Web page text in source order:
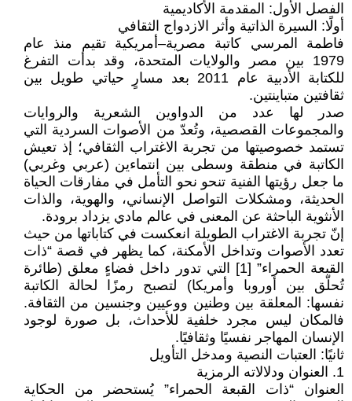
الفصل الأول: المقدمة الأكاديمية
أولًا: السيرة الذاتية وأثر الازدواج الثقافي
فاطمة المرسي كاتبة مصرية–أمريكية تقيم منذ عام
1979 بين مصر والولايات المتحدة، وقد بدأت التفرغ
للكتابة الأدبية عام 2011 بعد مسارٍ حياتي طويل بين
ثقافتين متباينتين.
صدر لها عدد من الدواوين الشعرية والروايات
والمجموعات القصصية، وتُعدّ من الأصوات السردية التي
تستمد خصوصيتها من تجربة الاغتراب الثقافي؛ إذ تعيش
الكاتبة في منطقة وسطى بين انتماءين (عربي وغربي)
ما جعل رؤيتها الفنية تنحو نحو التأمل في مفارقات الحياة
الحديثة، ومشكلات التواصل الإنساني، والهوية، والذات
الأنثوية الباحثة عن المعنى في عالم مادي يزداد برودة.
إنّ تجربة الاغتراب الطويلة انعكست في كتاباتها من حيث
تعدد الأصوات وتداخل الأمكنة، كما يظهر في قصة “ذات
القبعة الحمراء” [1] التي تدور داخل فضاءٍ معلق (طائرة
تُحلّق بين أوروبا وأمريكا) لتصبح رمزًا لحالة الكاتبة
نفسها: المعلقة بين وطنين ووعيين وجنسين من الثقافة.
فالمكان ليس مجرد خلفية للأحداث، بل صورة لوجود
الإنسان المهاجر نفسيًا وثقافيًا.
ثانيًا: العتبات النصية ومدخل التأويل
1. العنوان ودلالاته الرمزية
العنوان “ذات القبعة الحمراء” يُستحضر من الحكاية